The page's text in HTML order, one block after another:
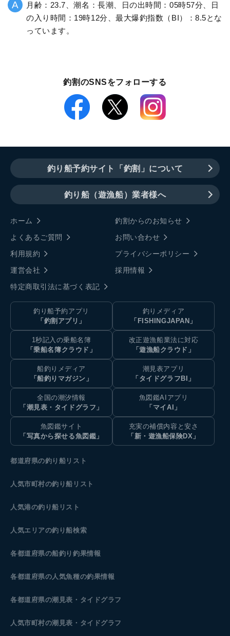
月齢：23.7、潮名：長潮、日の出時間：05時57分、日
の入り時間：19時12分、最大爆釣指数（BI）：8.5とな
っています。
釣割のSNSをフォローする
釣り船予約サイト「釣割」について
釣り船（遊漁船）業者様へ
ホーム
釣割からのお知らせ
よくあるご質問
お問い合わせ
利用規約
プライバシーポリシー
運営会社
採用情報
特定商取引法に基づく表記
釣り船予約アプリ
「釣割アプリ」
釣りメディア
「FISHINGJAPAN」
1秒記入の乗船名簿
「乗船名簿クラウド」
改正遊漁船業法に対応
「遊漁船クラウド」
船釣りメディア
「船釣りマガジン」
潮見表アプリ
「タイドグラフBI」
全国の潮汐情報
「潮見表・タイドグラフ」
魚図鑑AIアプリ
「マイAI」
魚図鑑サイト
「写真から探せる魚図鑑」
充実の補償内容と安さ
「新・遊漁船保険DX」
都道府県の釣り船リスト
人気市町村の釣り船リスト
人気港の釣り船リスト
人気エリアの釣り船検索
各都道府県の船釣り釣果情報
各都道府県の人気魚種の釣果情報
各都道府県の潮見表 ・タイドグラフ
人気市町村の潮見表・タイドグラフ